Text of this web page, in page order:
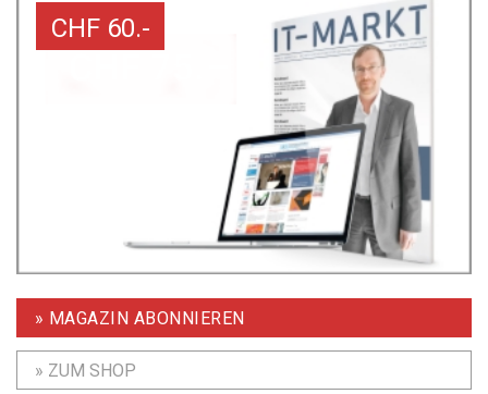
CHF 60.-
» MAGAZIN ABONNIEREN
» ZUM SHOP